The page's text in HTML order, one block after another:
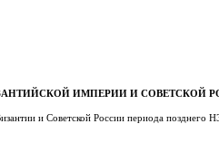
ИМПЕРИИ И СОВЕТСКОЙ
и Советской России периода позднего